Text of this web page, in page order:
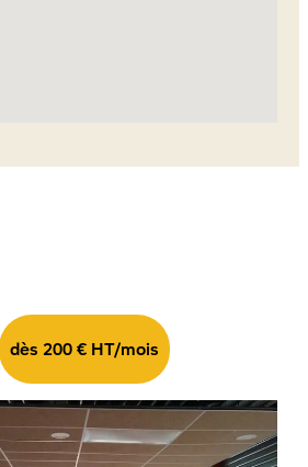
dès 200 € HT/mois